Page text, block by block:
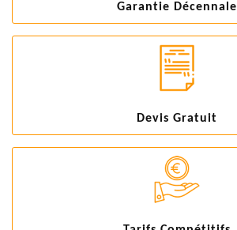
Garantie Décennale
Devis Gratuit